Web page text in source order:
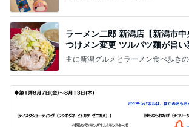
ラーメン二郎 新潟店【新潟市
つけメン変更 ツルパツ麺が旨
主に新潟グルメとラーメン食べ歩きの